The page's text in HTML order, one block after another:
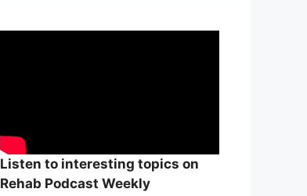
Listen to interesting topics on
Rehab Podcast Weekly